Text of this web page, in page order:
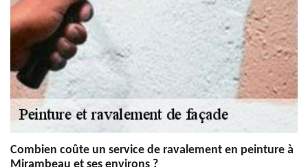
Combien coûte un service de ravalement en peinture à